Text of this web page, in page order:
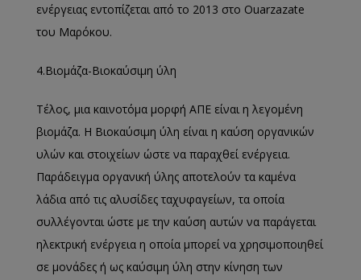
ενέργειας εντοπίζεται από το 2013 στο Ouarzazate
του Μαρόκου.
4.Βιομάζα-Βιοκαύσιμη ύλη
Τέλος, μια καινοτόμα μορφή ΑΠΕ είναι η λεγομένη
βιομάζα. Η Βιοκαύσιμη ύλη είναι η καύση οργανικών
υλών και στοιχείων ώστε να παραχθεί ενέργεια.
Παράδειγμα οργανική ύλης αποτελούν τα καμένα
λάδια από τις αλυσίδες ταχυφαγείων, τα οποία
συλλέγονται ώστε με την καύση αυτών να παράγεται
ηλεκτρική ενέργεια η οποία μπορεί να χρησιμοποιηθεί
σε μονάδες ή ως καύσιμη ύλη στην κίνηση των